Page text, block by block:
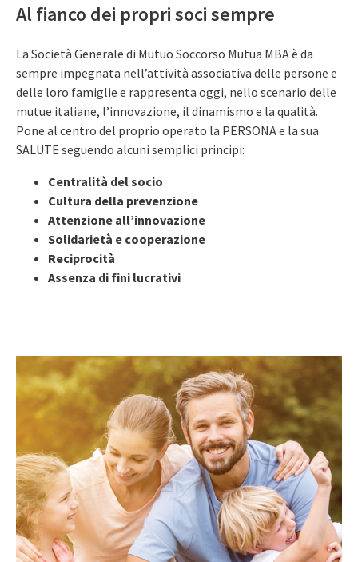
Al fianco dei propri soci sempre
La Società Generale di Mutuo Soccorso Mutua MBA è da
sempre impegnata nell’attività associativa delle persone e
delle loro famiglie e rappresenta oggi, nello scenario delle
mutue italiane, l’innovazione, il dinamismo e la qualità.
Pone al centro del proprio operato la PERSONA e la sua
SALUTE seguendo alcuni semplici principi:
Centralità del socio
Cultura della prevenzione
Attenzione all’innovazione
Solidarietà e cooperazione
Reciprocità
Assenza di fini lucrativi